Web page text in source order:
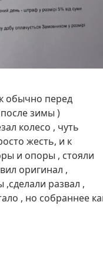
обычно перед
зимы )
колесо , чуть
жесть, и к
и опоры , стояли
оригинал ,
,сделали развал ,
, но собраннее